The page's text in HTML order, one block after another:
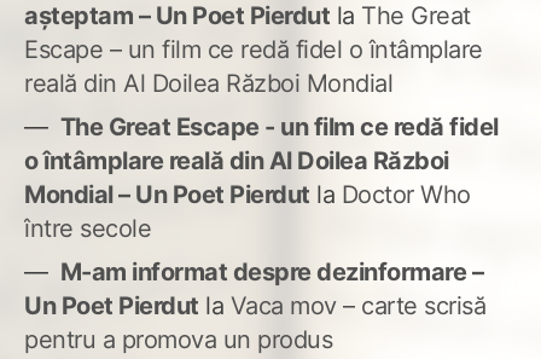
așteptam – Un Poet Pierdut la The Great
Escape – un film ce redă fidel o întâmplare
reală din Al Doilea Război Mondial
The Great Escape - un film ce redă fidel
o întâmplare reală din Al Doilea Război
Mondial – Un Poet Pierdut la Doctor Who
între secole
M-am informat despre dezinformare –
Un Poet Pierdut la Vaca mov – carte scrisă
pentru a promova un produs